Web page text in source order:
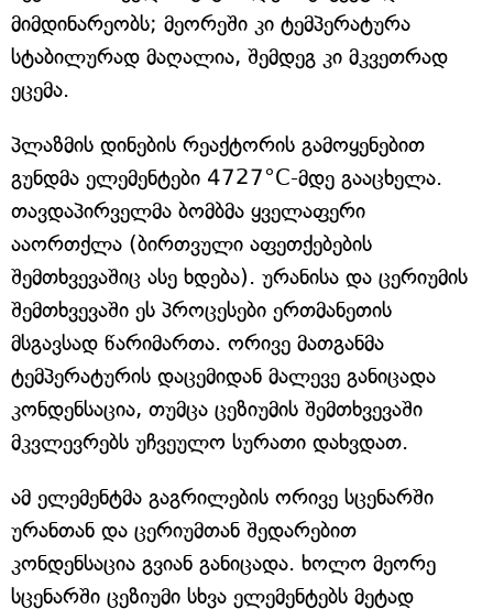
მიმდინარეობს; მეორეში კი ტემპერატურა
სტაბილურად მაღალია, შემდეგ კი მკვეთრად
ეცემა.
პლაზმის დინების რეაქტორის გამოყენებით
გუნდმა ელემენტები 4727°C-მდე გააცხელა.
თავდაპირველმა ბომბმა ყველაფერი
ააორთქლა (ბირთვული აფეთქებების
შემთხვევაშიც ასე ხდება). ურანისა და ცერიუმის
შემთხვევაში ეს პროცესები ერთმანეთის
მსგავსად წარიმართა. ორივე მათგანმა
ტემპერატურის დაცემიდან მალევე განიცადა
კონდენსაცია, თუმცა ცეზიუმის შემთხვევაში
მკვლევრებს უჩვეულო სურათი დახვდათ.
ამ ელემენტმა გაგრილების ორივე სცენარში
ურანთან და ცერიუმთან შედარებით
კონდენსაცია გვიან განიცადა. ხოლო მეორე
სცენარში ცეზიუმი სხვა ელემენტებს მეტად